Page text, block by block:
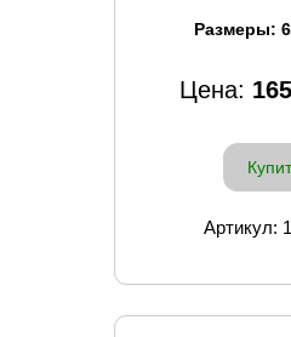
Размеры:
Цена:
Артикул: